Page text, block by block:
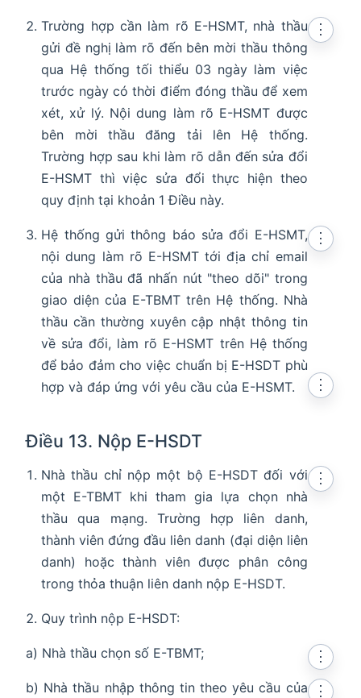
Trường hợp cần làm rõ E-HSMT, nhà thầu
gửi đề nghị làm rõ đến bên mời thầu thông
qua Hệ thống tối thiểu 03 ngày làm việc
trước ngày có thời điểm đóng thầu để xem
xét, xử lý. Nội dung làm rõ E-HSMT được
bên mời thầu đăng tải lên Hệ thống.
Trường hợp sau khi làm rõ dẫn đến sửa đổi
E-HSMT thì việc sửa đổi thực hiện theo
quy định tại khoản 1 Điều này.
⋮
Hệ thống gửi thông báo sửa đổi E-HSMT,
nội dung làm rõ E-HSMT tới địa chỉ email
của nhà thầu đã nhấn nút "theo dõi" trong
giao diện của E-TBMT trên Hệ thống. Nhà
thầu cần thường xuyên cập nhật thông tin
về sửa đổi, làm rõ E-HSMT trên Hệ thống
để bảo đảm cho việc chuẩn bị E-HSDT phù
hợp và đáp ứng với yêu cầu của E-HSMT.
⋮
Điều 13. Nộp E-HSDT
⋮
Nhà thầu chỉ nộp một bộ E-HSDT đối với
một E-TBMT khi tham gia lựa chọn nhà
thầu qua mạng. Trường hợp liên danh,
thành viên đứng đầu liên danh (đại diện liên
danh) hoặc thành viên được phân công
trong thỏa thuận liên danh nộp E-HSDT.
⋮
Quy trình nộp E-HSDT:
a) Nhà thầu chọn số E-TBMT;
⋮
b) Nhà thầu nhập thông tin theo yêu cầu của
⋮